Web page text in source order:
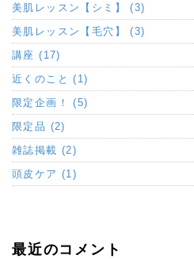
美肌レッスン【シミ】 (3)
美肌レッスン【毛穴】 (3)
講座 (17)
近くのこと (1)
限定企画！ (5)
限定品 (2)
雑誌掲載 (2)
頭皮ケア (1)
最近のコメント